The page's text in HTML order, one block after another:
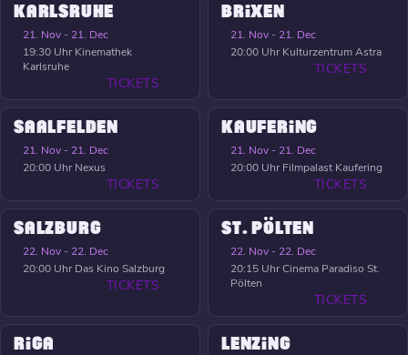
KARLSRUHE
21. Nov - 21. Dec
19:30 Uhr Kinemathek
Karlsruhe
TICKETS
BRIXEN
21. Nov - 21. Dec
20:00 Uhr Kulturzentrum Astra
TICKETS
SAALFELDEN
21. Nov - 21. Dec
20:00 Uhr Nexus
TICKETS
KAUFERING
21. Nov - 21. Dec
20:00 Uhr Filmpalast Kaufering
TICKETS
SALZBURG
22. Nov - 22. Dec
20:00 Uhr Das Kino Salzburg
TICKETS
ST. PÖLTEN
22. Nov - 22. Dec
20:15 UhrCinema Paradiso St.
Pölten
TICKETS
RIGA LENZING